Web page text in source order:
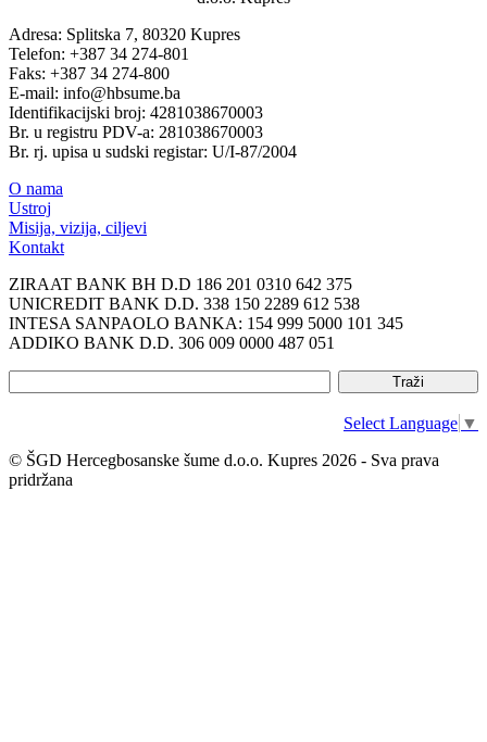
Adresa: Splitska 7, 80320 Kupres
Telefon: +387 34 274-801
Faks: +387 34 274-800
E-mail: info@hbsume.ba
Identifikacijski broj: 4281038670003
Br. u registru PDV-a: 281038670003
Br. rj. upisa u sudski registar: U/I-87/2004
O nama
Ustroj
Misija, vizija, ciljevi
Kontakt
ZIRAAT BANK BH D.D 186 201 0310 642 375
UNICREDIT BANK D.D. 338 150 2289 612 538
INTESA SANPAOLO BANKA: 154 999 5000 101 345
ADDIKO BANK D.D. 306 009 0000 487 051
Select Language ▼
© ŠGD Hercegbosanske šume d.o.o. Kupres 2026 - Sva prava
pridržana